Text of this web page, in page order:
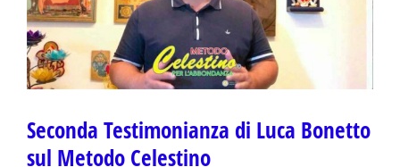
Seconda Testimonianza di Luca Bonetto
sul Metodo Celestino